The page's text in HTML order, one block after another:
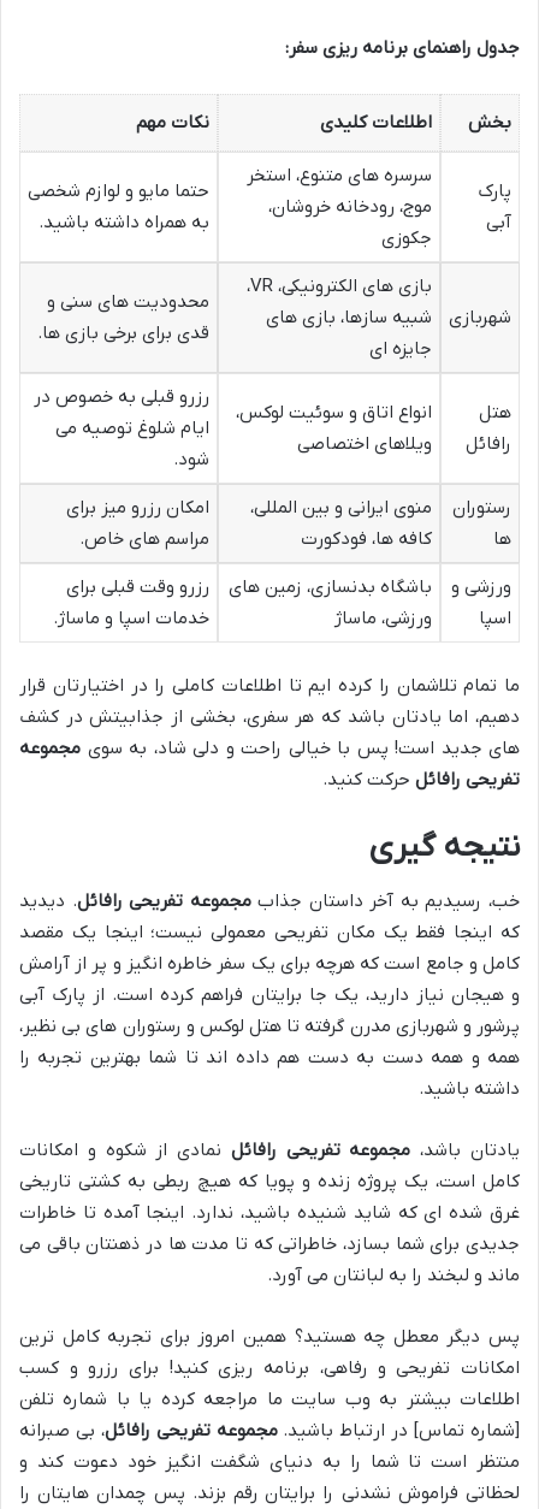
جدول راهنمای برنامه ریزی سفر:
بخش اطلاعات کلیدی نکات مهم
پارک
آبی
سرسره های متنوع، استخر
موج، رودخانه خروشان،
جکوزی
حتما مایو و لوازم شخصی
به همراه داشته باشید.
شهربازی
بازی های الکترونیکی، VR،
شبیه سازها، بازی های
جایزه ای
محدودیت های سنی و
قدی برای برخی بازی ها.
هتل
رافائل
انواع اتاق و سوئیت لوکس،
ویلاهای اختصاصی
رزرو قبلی به خصوص در
ایام شلوغ توصیه می
شود.
رستوران
ها
منوی ایرانی و بین المللی،
کافه ها، فودکورت
امکان رزرو میز برای
مراسم های خاص.
ورزشی و
اسپا
باشگاه بدنسازی، زمین های
ورزشی، ماساژ
رزرو وقت قبلی برای
خدمات اسپا و ماساژ.
ما تمام تلاشمان را کرده ایم تا اطلاعات کاملی را در اختیارتان قرار
دهیم، اما یادتان باشد که هر سفری، بخشی از جذابیتش در کشف
های جدید است! پس با خیالی راحت و دلی شاد، به سوی مجموعه
تفریحی رافائل حرکت کنید.
نتیجه گیری
خب، رسیدیم به آخر داستان جذابمجموعه تفریحی رافائل. دیدید
که اینجا فقط یک مکان تفریحی معمولی نیست؛ اینجا یک مقصد
کامل و جامع است که هرچه برای یک سفر خاطره انگیز و پر از آرامش
و هیجان نیاز دارید، یک جا برایتان فراهم کرده است. از پارک آبی
پرشور و شهربازی مدرن گرفته تا هتل لوکس و رستوران های بی نظیر،
همه و همه دست به دست هم داده اند تا شما بهترین تجربه را
داشته باشید.
یادتان باشد، مجموعه تفریحی رافائل نمادی از شکوه و امکانات
کامل است، یک پروژه زنده و پویا که هیچ ربطی به کشتی تاریخی
غرق شده ای که شاید شنیده باشید، ندارد. اینجا آمده تا خاطرات
جدیدی برای شما بسازد، خاطراتی که تا مدت ها در ذهنتان باقی می
ماند و لبخند را به لبانتان می آورد.
پس دیگر معطل چه هستید؟ همین امروز برای تجربه کامل ترین
امکانات تفریحی و رفاهی، برنامه ریزی کنید! برای رزرو و کسب
اطلاعات بیشتر به وب سایت ما مراجعه کرده یا با شماره تلفن
[شماره تماس] در ارتباط باشید.مجموعه تفریحی رافائل، بی صبرانه
منتظر است تا شما را به دنیای شگفت انگیز خود دعوت کند و
لحظاتی فراموش نشدنی را برایتان رقم بزند. پس چمدان هایتان را